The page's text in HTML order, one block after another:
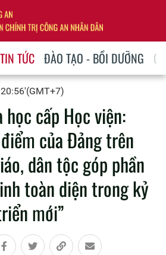
TIN TỨC ĐÀO TẠO - BỒI DƯỠNG
cấp Học viện:
của Đảng trên
dân tộc góp phần
toàn diện trong kỷ
mới”